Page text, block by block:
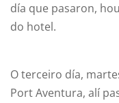
día que pasaron,
do hotel.
O terceiro día,
Port Aventura, alí